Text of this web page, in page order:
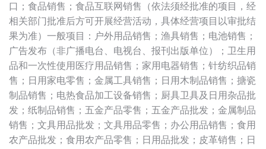
口；食品销售；食品互联网销售（依法须经批准的项目，经
相关部门批准后方可开展经营活动，具体经营项目以审批结
果为准）一般项目：户外用品销售；渔具销售；电池销售；
广告发布（非广播电台、电视台、报刊出版单位）；卫生用
品和一次性使用医疗用品销售；家用电器销售；针纺织品销
售；日用家电零售；金属工具销售；日用木制品销售；搪瓷
制品销售；电热食品加工设备销售；厨具卫具及日用杂品批
发；纸制品销售；五金产品零售；五金产品批发；金属制品
销售；文具用品批发；文具用品零售；办公用品销售；食用
农产品批发；食用农产品零售；日用品批发；皮革销售；日